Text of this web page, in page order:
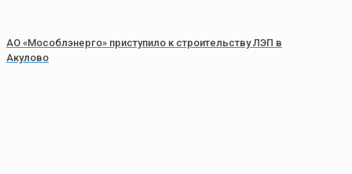
АО «Мособлэнерго» приступило к строительству ЛЭП в
Акулово